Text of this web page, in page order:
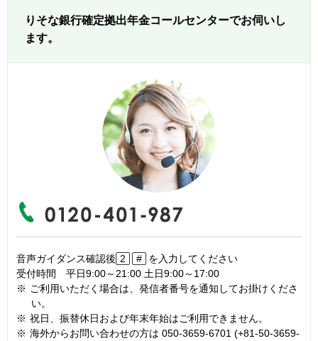
りそな銀行確定拠出年金コールセンターでお伺いし
ます。
音声ガイダンス確認後 2 #
を入力してください
受付時間 平日9:00～21:00 土日9:00～17:00
※ ご利用いただく場合は、発信者番号を通知してお掛けくださ
い。
※ 祝日、振替休日および年末年始はご利用できません。
※ 海外からお問い合わせの方は 050-3659-6701 (+81-50-3659-